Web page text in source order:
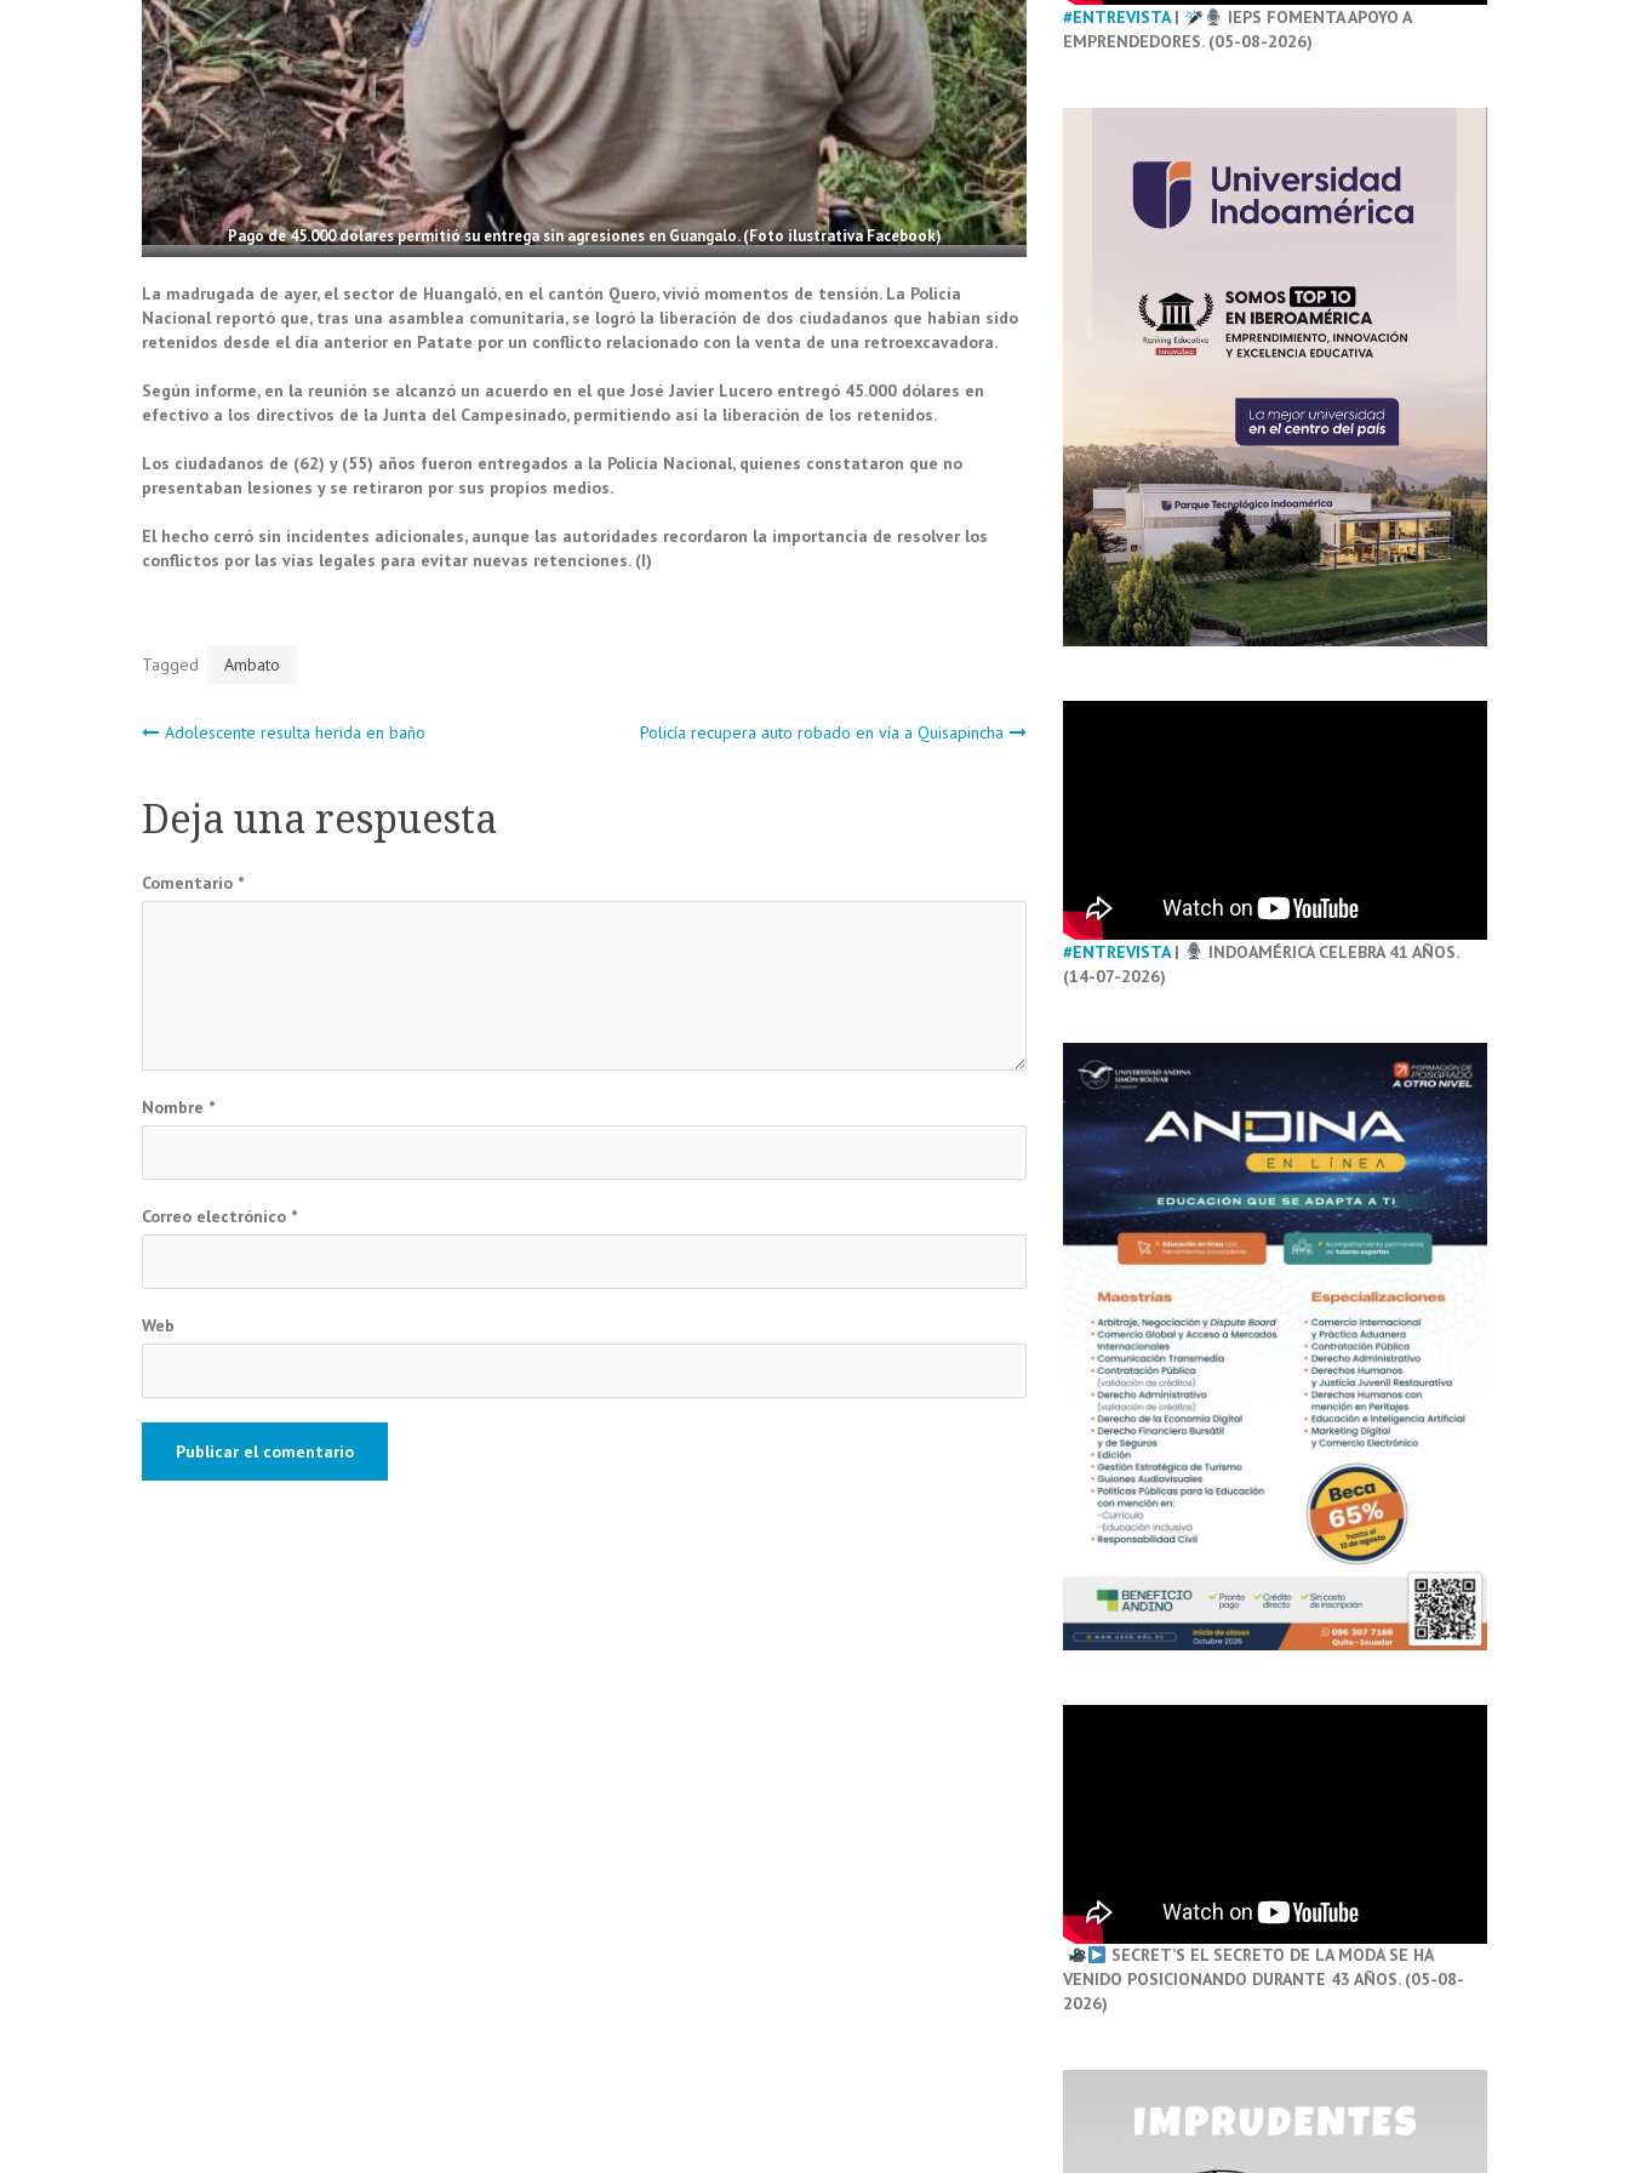
Pago de 45.000 dólares permitió su entrega sin agresiones en Guangalo. (Foto ilustrativa Facebook)
La madrugada de ayer, el sector de Huangaló, en el cantón Quero, vivió momentos de tensión. La Policía
Nacional reportó que, tras una asamblea comunitaria, se logró la liberación de dos ciudadanos que habían sido
retenidos desde el día anterior en Patate por un conflicto relacionado con la venta de una retroexcavadora.
Según informe, en la reunión se alcanzó un acuerdo en el que José Javier Lucero entregó 45.000 dólares en
efectivo a los directivos de la Junta del Campesinado, permitiendo así la liberación de los retenidos.
Los ciudadanos de (62) y (55) años fueron entregados a la Policía Nacional, quienes constataron que no
presentaban lesiones y se retiraron por sus propios medios.
El hecho cerró sin incidentes adicionales, aunque las autoridades recordaron la importancia de resolver los
conflictos por las vías legales para evitar nuevas retenciones. (I)
Tagged Ambato
Navegación
de
entradas
Adolescente resulta herida en baño Policía recupera auto robado en vía a Quisapincha
Deja una respuesta
Comentario *
Nombre *
Correo electrónico *
Web
#ENTREVISTA|
IEPS FOMENTA APOYO A
EMPRENDEDORES. (05-08-2026)
#ENTREVISTA|
INDOAMÉRICA CELEBRA 41 AÑOS.
(14-07-2026)
SECRET’S EL SECRETO DE LA MODA SE HA
VENIDO POSICIONANDO DURANTE 43 AÑOS. (05-08-
2026)